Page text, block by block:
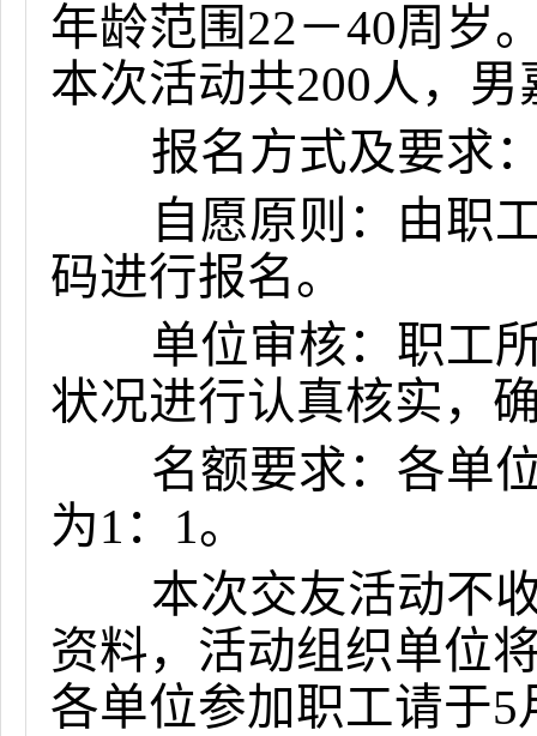
年龄范围22－40周岁
本次活动共200人，
报名方式及要求
自愿原则：由职工
码进行报名。
单位审核：职工所
状况进行认真核实，
名额要求：各单位
为1：1。
本次交友活动不收
资料，活动组织单位
各单位参加职工请于5